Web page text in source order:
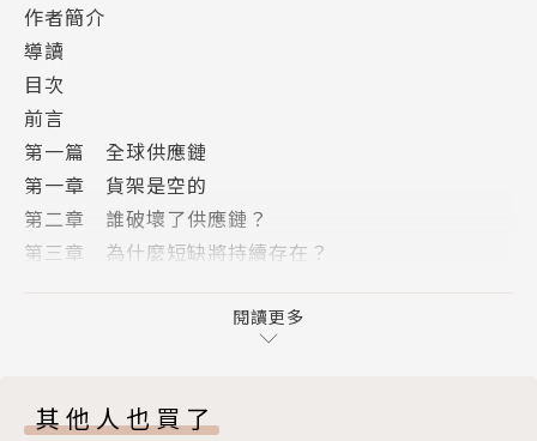
儘管我們希望疫情過後，隨著時間能恢復並解決問題，
但現實是，供應鏈的斷裂仍持續發生。縱使數位貨幣、
電子商務和社交媒體蓬勃發展，但最根本的產品運輸依
然受到阻礙，表面上我們只看見消費者的不滿與抱怨，
卻不知這只是全球經濟崩潰徵兆的冰山一角！
在《大缺貨》中，瑞卡茲分享了他的預測，並概述了消
費者和企業主該如何應對這場災難。你將了解到中國與
關閉；並透視通貨膨脹上升進而導致數年內的內縮，且
作者簡介
導讀
目次
前言
第一篇 全球供應鏈
第一章 貨架是空的
第二章 誰破壞了供應鏈？
第三章 為什麼短缺將持續存在？
第四章 通貨膨脹會持久不退嗎？
第五章 通貨緊縮已構成威脅嗎？
致謝詞
閱讀更多
其他人也買了